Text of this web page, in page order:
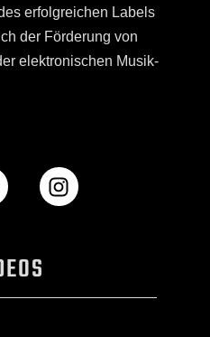
erfolgreichen Labels
der Förderung von
elektronischen Musik-